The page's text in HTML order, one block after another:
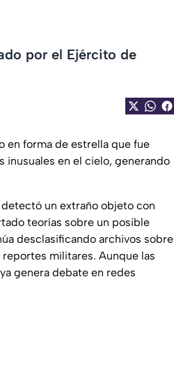
por el Ejército de
en forma de estrella que fue
inusuales en el cielo, generando
detectó un extraño objeto con
teorías sobre un posible
desclasificando archivos sobre
militares. Aunque las
genera debate en redes